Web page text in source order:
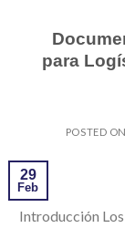
para
POSTED ON
29
Feb
Introducción